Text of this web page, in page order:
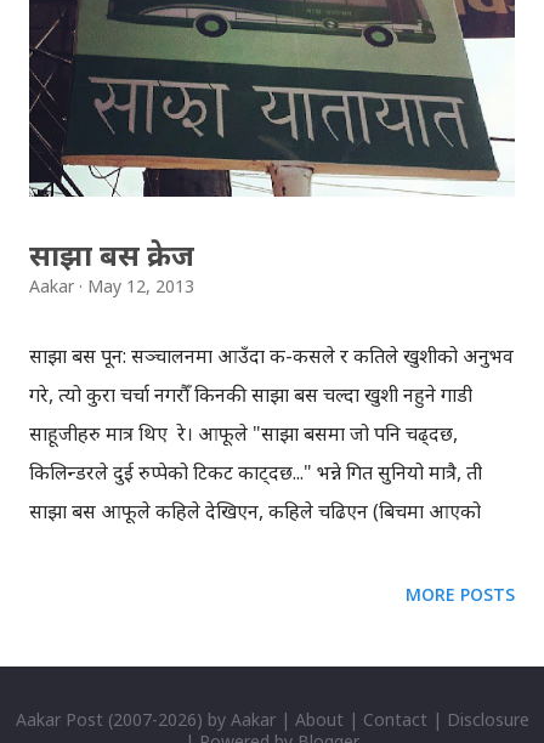
विभिन्न जिज्ञासाहरुको समाधान भेट्न सकिन्छ । जस्तो कि विश्वयुद्द
(World war) भन्ने शब्द सन् १९०० पछिका किताबहरुमा देख्न
सकिन्छ । सन् १९०० देखि सन् १९५० बिचमा लेखिएका किताबहरुमा
"वल्ड वार" शब्द धेरै प्रयोग भएकोछ । (पहिलो विश्वयुद्द सन् १९१४-१८ र
दोश्रो विश्वयुद्ध १९३९-४५ मा भएको थियो) तर गुगल एनग्राममा भएका
साझा बस क्रेज
Aakar May 12, 2013
साझा बस पून: सञ्चालनमा आउँदा क-कसले र कतिले खुशीको अनुभव
गरे, त्यो कुरा चर्चा नगरौँ किनकी साझा बस चल्दा खुशी नहुने गाडी
साहूजीहरु मात्र थिए रे। आफूले "साझा बसमा जो पनि चढ्दछ,
किलिन्डरले दुई रुप्पेको टिकट काट्दछ..." भन्ने गित सुनियो मात्रै, ती
साझा बस आफूले कहिले देखिएन, कहिले चढिएन (बिचमा आएको
साझा बसको अस्तित्व सखाप भइसकेकोथियो, ट्रली बस चाँहि त्यतिबेला
गाडी भएपनि सस्तो भएका कारण ट्रलीबस कहिलेकाँही प्लस टु पढ्दा
MORE POSTS
Aakar Post (2007-2026) by Aakar| About | Contact | Disclosure